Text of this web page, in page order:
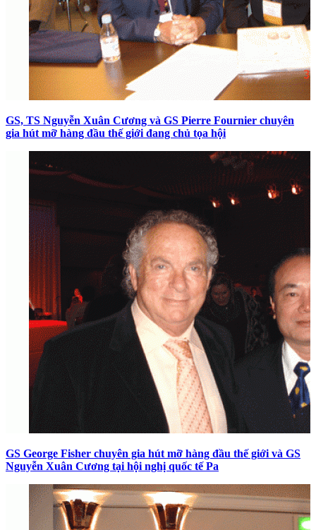
GS, TS Nguyễn Xuân Cương và GS Pierre Fournier chuyên
gia hút mỡ hàng đầu thế giới đang chủ tọa hội
GS George Fisher chuyên gia hút mỡ hàng đầu thế giới và GS
Nguyễn Xuân Cương tại hội nghị quốc tế Pa